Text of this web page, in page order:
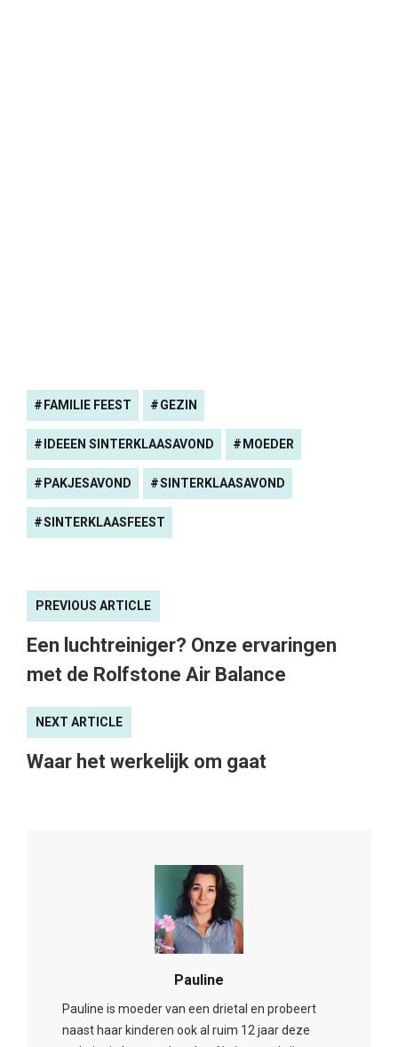
FAMILIE FEEST GEZIN
IDEEEN SINTERKLAASAVOND MOEDER
PAKJESAVOND SINTERKLAASAVOND
SINTERKLAASFEEST
PREVIOUS ARTICLE
Een luchtreiniger? Onze ervaringen
met de Rolfstone Air Balance
NEXT ARTICLE
Waar het werkelijk om gaat
Pauline
Pauline is moeder van een drietal en probeert
naast haar kinderen ook al ruim 12 jaar deze